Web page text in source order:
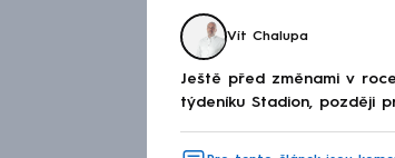
Vít Chalupa
Ještě před změnami v
týdeníku Stadion, později